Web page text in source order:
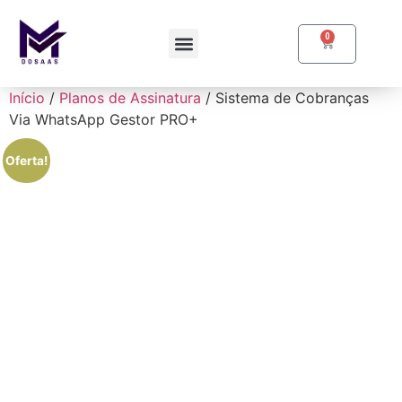
0
Início / Planos de Assinatura / Sistema de Cobranças
Via WhatsApp Gestor PRO+
Oferta!